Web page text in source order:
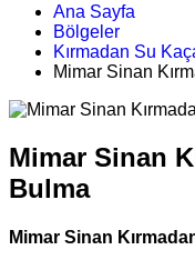
Ana Sayfa
Bölgeler
Kırmadan Su
Mimar Sinan
Mimar Sinan
Bulma
Mimar Sinan